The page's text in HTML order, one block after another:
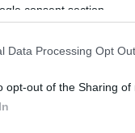
consent section.
Data Processing Opt
opt-out of the Sharing of
καθώς στο
της Premier